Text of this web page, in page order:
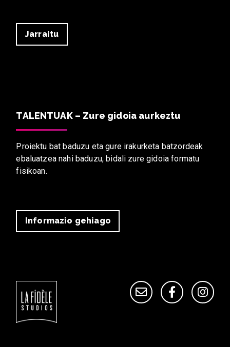
Jarraitu
TALENTUAK – Zure gidoia aurkeztu
Proiektu bat baduzu eta gure irakurketa batzordeak
ebaluatzea nahi baduzu, bidali zure gidoia formatu
fisikoan.
Informazio gehiago